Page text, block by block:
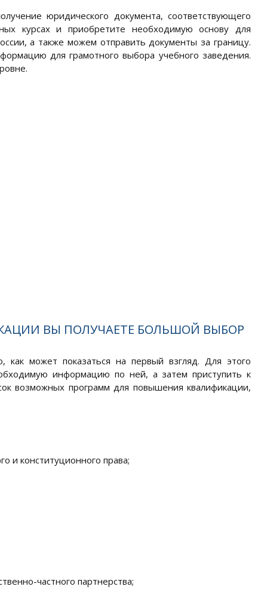
юридического документа, соответствующего
курсах и приобретите необходимую основу для
а также можем отправить документы за границу.
для грамотного выбора учебного заведения.
ВЫ ПОЛУЧАЕТЕ БОЛЬШОЙ ВЫБОР
может показаться на первый взгляд. Для этого
информацию по ней, а затем приступить к
возможных программ для повышения квалификации,
и конституционного права;
частного партнерства;